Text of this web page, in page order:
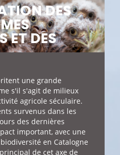
DES
ET DES
une grande
s'il s'agit de milieux
agricole séculaire.
survenus dans les
des dernières
important, avec une
en Catalogne
de cet axe de